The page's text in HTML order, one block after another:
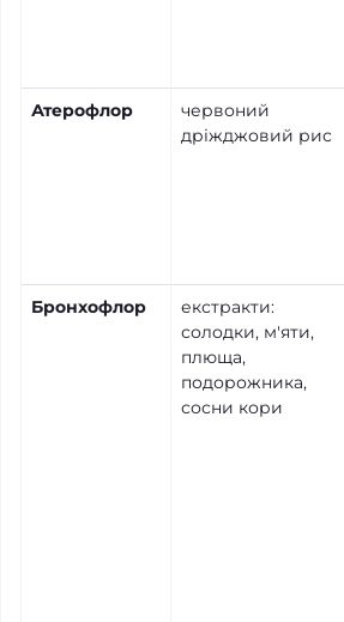
Атерофлор
червоний
дріжджовий рис
Бронхофлор
екстракти:
солодки, м'яти,
плюща,
подорожника,
сосни кори